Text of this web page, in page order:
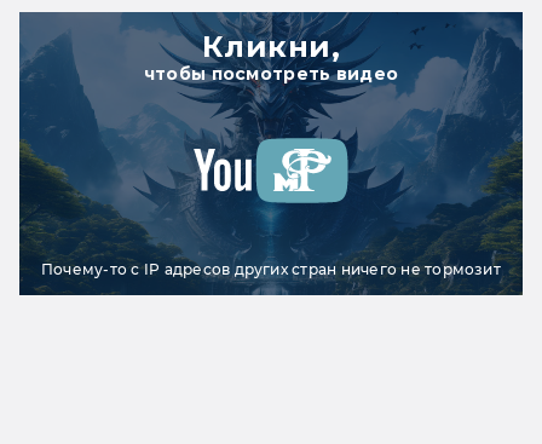
Кликни,
чтобы посмотреть видео
Почему-то с IP адресов других стран ничего не тормозит